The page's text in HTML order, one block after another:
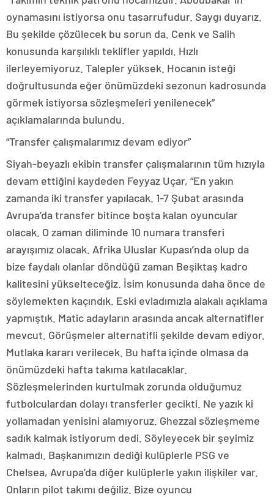
oynamasını istiyorsa onu tasarrufudur. Saygı duyarız.
Bu şekilde çözülecek bu sorun da. Cenk ve Salih
konusunda karşılıklı teklifler yapıldı. Hızlı
ilerleyemiyoruz. Talepler yüksek. Hocanın isteği
doğrultusunda eğer önümüzdeki sezonun kadrosunda
görmek istiyorsa sözleşmeleri yenilenecek”
açıklamalarında bulundu.
“Transfer çalışmalarımız devam ediyor”
Siyah-beyazlı ekibin transfer çalışmalarının tüm hızıyla
devam ettiğini kaydeden Feyyaz Uçar, “En yakın
zamanda iki transfer yapılacak. 1-7 Şubat arasında
Avrupa’da transfer bitince boşta kalan oyuncular
olacak. O zaman diliminde 10 numara transferi
arayışımız olacak. Afrika Uluslar Kupası’nda olup da
bize faydalı olanlar döndüğü zaman Beşiktaş kadro
kalitesini yükselteceğiz. İsim konusunda daha önce de
söylemekten kaçındık. Eski evladımızla alakalı açıklama
yapmıştık. Matic adayların arasında ancak alternatifler
mevcut. Görüşmeler alternatifli şekilde devam ediyor.
Mutlaka kararı verilecek. Bu hafta içinde olmasa da
önümüzdeki hafta takıma katılacaklar.
Sözleşmelerinden kurtulmak zorunda olduğumuz
futbolculardan dolayı transferler gecikti. Ne yazık ki
yollamadan yenisini alamıyoruz. Ghezzal sözleşmeme
sadık kalmak istiyorum dedi. Söyleyecek bir şeyimiz
kalmadı. Başkanımızın dediği kulüplerle PSG ve
Chelsea, Avrupa’da diğer kulüplerle yakın ilişkiler var.
Onların pilot takımı değiliz. Bize oyuncu